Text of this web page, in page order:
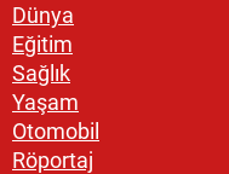
Dünya
Eğitim
Sağlık
Yaşam
Otomobil
Röportaj